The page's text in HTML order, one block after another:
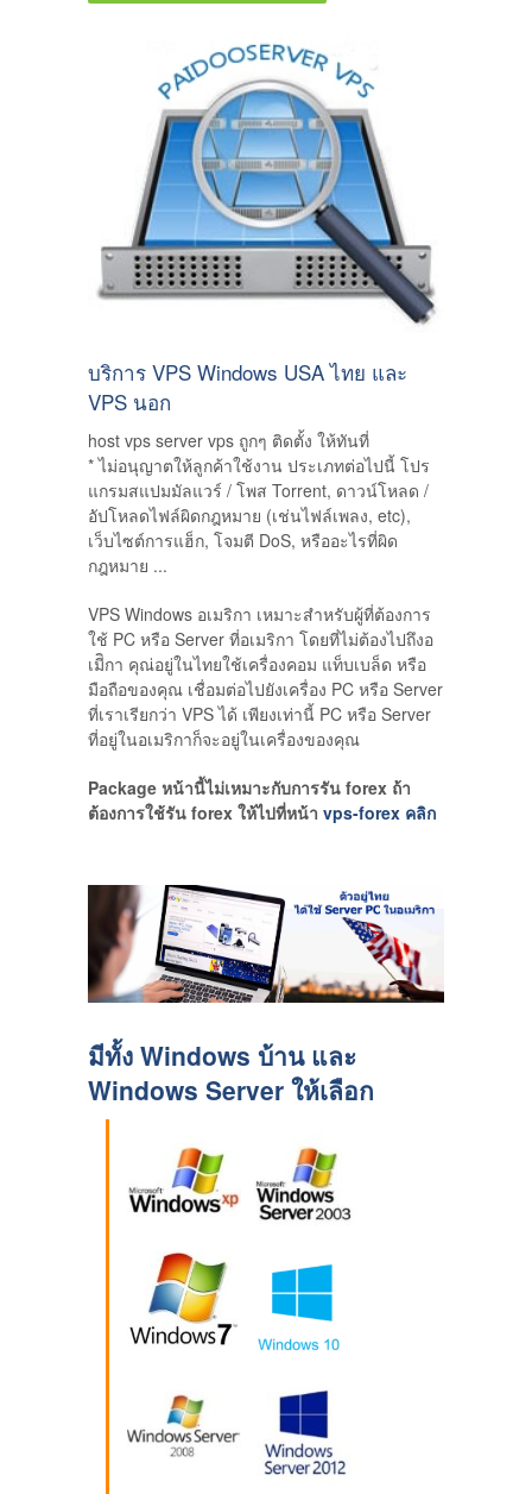
บริการ VPS Windows USA ไทย และ
VPS นอก
host vps server vps ถูกๆ ติดตั้ง ให้ทันที่
* ไม่อนุญาตให้ลูกค้าใช้งาน ประเภทต่อไปนี้ โปร
แกรมสแปมมัลแวร์ / โพส Torrent, ดาวน์โหลด /
อัปโหลดไฟล์ผิดกฎหมาย (เช่นไฟล์เพลง, etc),
เว็บไซต์การแฮ็ก, โจมตี DoS, หรืออะไรที่ผิด
กฎหมาย ...
VPS Windows อเมริกา เหมาะสำหรับผู้ที่ต้องการ
ใช้ PC หรือ Server ที่อเมริกา โดยที่ไม่ต้องไปถึงอ
เมีิกา คุณ่อยู่ในไทยใช้เครื่องคอม แท็บเบล็ด หรือ
มือถือของคุณ เชื่อมต่อไปยังเครื่อง PC หรือ Server
ที่เราเรียกว่า VPS ได้ เพียงเท่านี้ PC หรือ Server
ที่อยู่ในอเมริกาก็จะอยู่ในเครื่องของคุณ
Package หน้านี้ไม่เหมาะกับการรัน forex ถ้า
ต้องการใช้รัน forex ให้ไปที่หน้า vps-forex คลิก
มีทั้ง Windows บ้าน และ
Windows Server ให้เลือก